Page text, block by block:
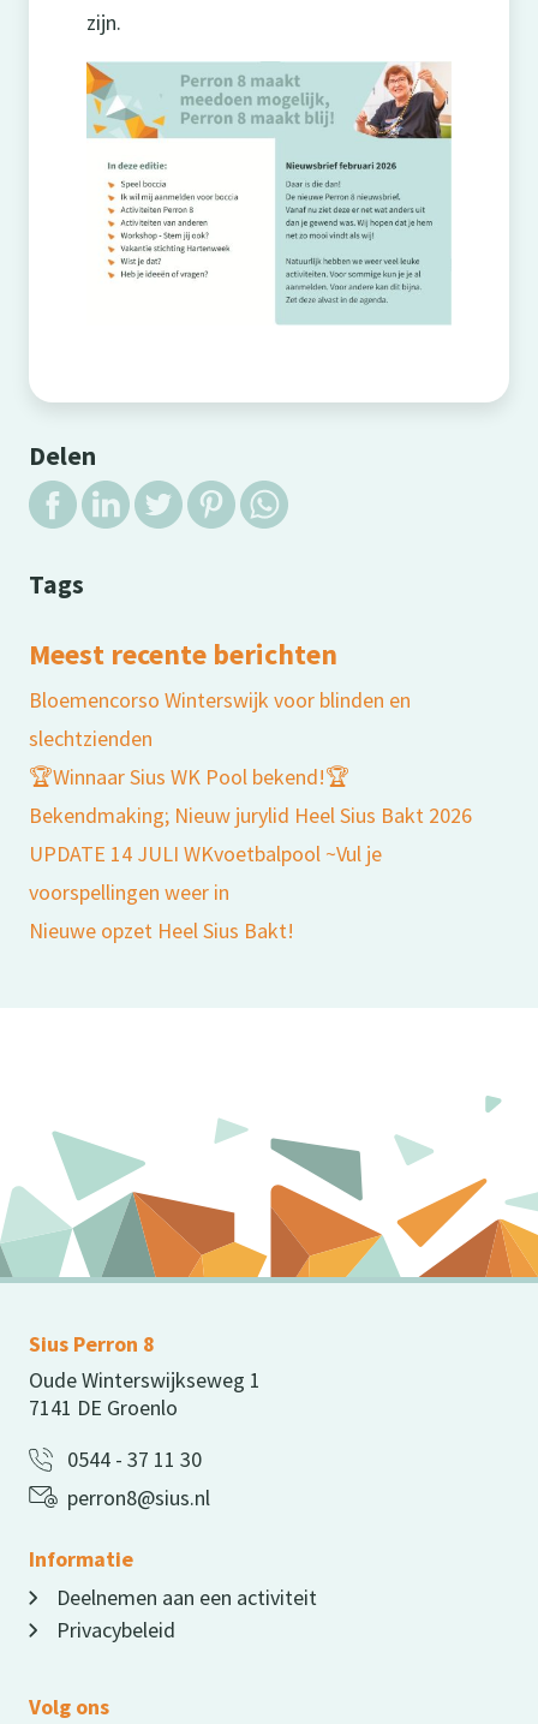
zijn.
Delen
Tags
Meest recente berichten
Bloemencorso Winterswijk voor blinden en
slechtzienden
🏆Winnaar Sius WK Pool bekend!🏆
Bekendmaking; Nieuw jurylid Heel Sius Bakt 2026
UPDATE 14 JULI WKvoetbalpool ~Vul je
voorspellingen weer in
Nieuwe opzet Heel Sius Bakt!
Sius Perron 8
Oude Winterswijkseweg 1
7141 DE Groenlo
0544 - 37 11 30
perron8@sius.nl
Informatie
Deelnemen aan een activiteit
Privacybeleid
Volg ons